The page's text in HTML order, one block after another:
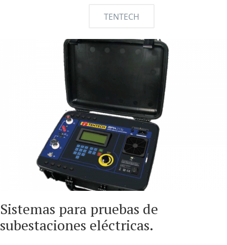
TENTECH
Sistemas para pruebas de
subestaciones eléctricas.